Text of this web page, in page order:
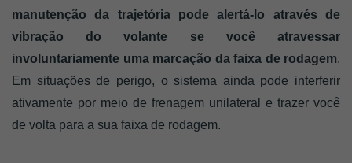
manutenção da trajetória pode alertá-lo através de
vibração do volante se você atravessar
involuntariamente uma marcação da faixa de rodagem.
Em situações de perigo, o sistema ainda pode interferir
ativamente por meio de frenagem unilateral e trazer você
de volta para a sua faixa de rodagem.